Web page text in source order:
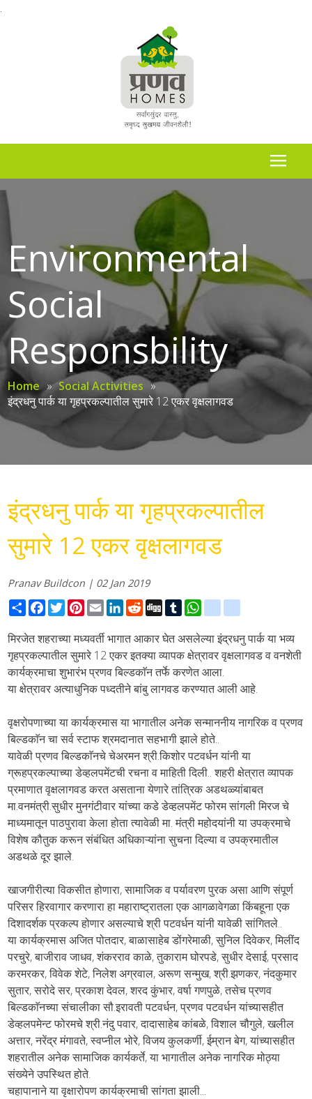
.
Environmental
Social
Responsbility
Home » Social Activities »
इंद्रधनु पार्क या गृहप्रकल्पातील सुमारे 12 एकर वृक्षलागवड
इंद्रधनु पार्क या गृहप्रकल्पातील
सुमारे 12 एकर वृक्षलागवड
Pranav Buildcon | 02 Jan 2019
ShareFacebook
TwitterPinterest
EmailLinkedIn
RedditDiggTumblrWhatsAppblogger_post
मिरजेत शहराच्या मध्यवर्ती भागात आकार घेत असलेल्या इंद्रधनु पार्क या भव्य
गृहप्रकल्पातील सुमारे 12 एकर इतक्या व्यापक क्षेत्रावर वृक्षलागवड व वनशेती
कार्यक्रमाचा शुभारंभ प्रणव बिल्डकाॅन तर्फे करणेत आला.
या क्षेत्रावर अत्याधुनिक पध्दतीने बांबु लागवड करण्यात आली आहे.
वृक्षरोपणाच्या या कार्यक्रमास या भागातील अनेक सन्माननीय नागरिक व प्रणव
बिल्डकाॅन चा सर्व स्टाफ श्रमदानात सहभागी झाले होते..
यावेळी प्रणव बिल्डकाॅनचे चेअरमन श्री.किशोर पटवर्धन यांनी या
ग्रूहप्रकल्पाच्या डेव्हलपमेंटची रचना व माहिती दिली.. शहरी क्षेत्रात व्यापक
प्रमाणात वृक्षलागवड करत असताना येणारे तांत्रिक अडथळ्यांबाबत
मा.वनमंत्री.सुधीर मुनगंटीवार यांच्या कडे डेव्हलपमेंट फोरम सांगली मिरज चे
माध्यमातून पाठपुरावा केला होता त्यावेळी मा. मंत्री महोदयांनी या उपक्रमाचे
विशेष कौतुक करून संबंधित अधिकाऱ्यांना सुचना दिल्या व उपक्रमातील
अडथळे दूर झाले.
खाजगीरीत्या विकसीत होणारा, सामाजिक व पर्यावरण पुरक असा आणि संपूर्ण
परिसर हिरवागार करणारा हा महाराष्ट्रातला एक आगळावेगळा किंबहूना एक
दिशादर्शक प्रकल्प होणार असल्याचे श्री पटवर्धन यांनी यावेळी सांगितले..
या कार्यक्रमास अजित पोतदार, बाळासाहेब डोंगरेमाळी, सुनिल दिवेकर, मिलींद
परचुरे, बाजीराव जाधव, शंकरराव काळे, तुकाराम घोरपडे, सुधीर देसाई, प्रसाद
करमरकर, विवेक शेटे, निलेश अग्रवाल, अरूण सन्मुख, श्री.झणकर, नंदकुमार
सुतार, सरोदे सर, प्रकाश देवल, शरद कुंभार, वर्षा गणपुळे, तसेच प्रणव
बिल्डकाॅनच्या संचालीका सौ.इरावती पटवर्धन, प्रणव पटवर्धन यांच्यासहीत
डेव्हलपमेन्ट फोरमचे श्री.नंदु पवार, दादासाहेब कांबळे, विशाल चौगुले, खलील
अत्तार, नरेंद्र मंगावते, स्वप्नील भोरे, विजय कुलकर्णी, ईम्रान बेग, यांच्यासहीत
शहरातील अनेक सामाजिक कार्यकर्ते, या भागातील अनेक नागरिक मोठ्या
संख्येने उपस्थित होते.
चहापानाने या वृक्षारोपण कार्यक्रमाची सांगता झाली...